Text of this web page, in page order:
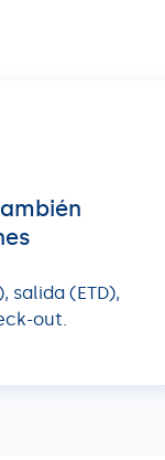
salida (ETD),
out.